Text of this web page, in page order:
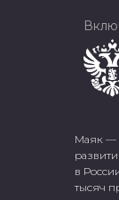
Маяк —
в
тысяч